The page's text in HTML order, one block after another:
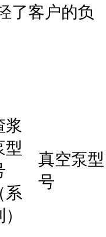
了客户的负
浆
型
系
真空泵型
号